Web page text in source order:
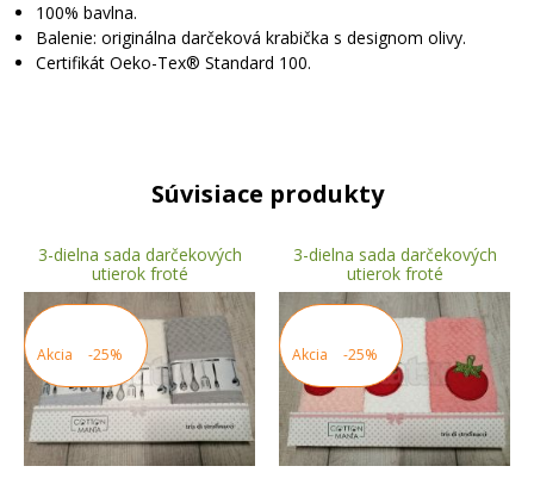
100% bavlna.
Balenie: originálna darčeková krabička s designom olivy.
Certifikát Oeko-Tex® Standard 100.
Súvisiace produkty
3-dielna sada darčekových
utierok froté
Akcia -25%
3-dielna sada darčekových
utierok froté
Akcia -25%